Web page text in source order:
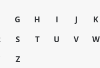
G H I J
K
S T U V
W
Z